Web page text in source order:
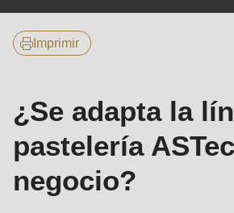
parameter
of
type
is
Imprimir
¿Se adapta la
pastelería
negocio?